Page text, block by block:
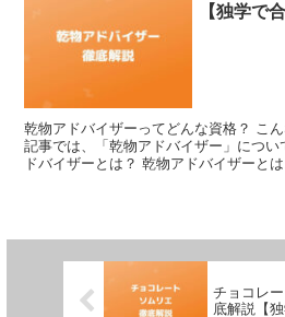
【独学で
乾物アドバイザーってどんな資格？ こ
記事では、「乾物アドバイザー」につ
ドバイザーとは？ 乾物アドバイザーと
や、乾物の作り方など総合的な知識を
チョコレ
底解説【